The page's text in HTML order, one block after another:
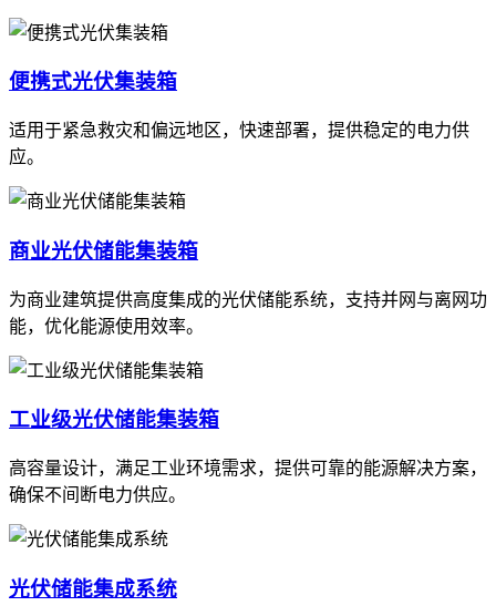
便携式光伏集装箱
适用于紧急救灾和偏远地区，快速部署，提供稳定的电力供
应。
商业光伏储能集装箱
为商业建筑提供高度集成的光伏储能系统，支持并网与离网功
能，优化能源使用效率。
工业级光伏储能集装箱
高容量设计，满足工业环境需求，提供可靠的能源解决方案，
确保不间断电力供应。
光伏储能集成系统